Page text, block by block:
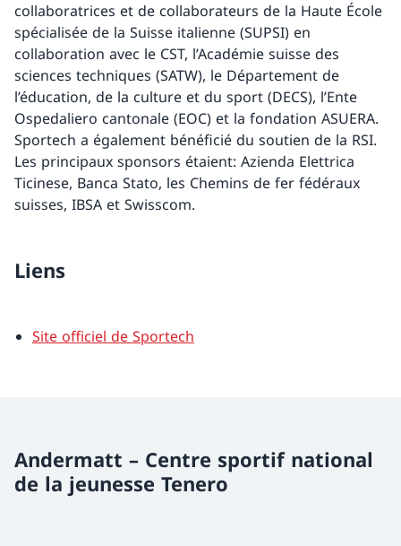
collaboratrices et de collaborateurs de la Haute École
spécialisée de la Suisse italienne (SUPSI) en
collaboration avec le CST, l’Académie suisse des
sciences techniques (SATW), le Département de
l’éducation, de la culture et du sport (DECS), l’Ente
Ospedaliero cantonale (EOC) et la fondation ASUERA.
Sportech a également bénéficié du soutien de la RSI.
Les principaux sponsors étaient: Azienda Elettrica
Ticinese, Banca Stato, les Chemins de fer fédéraux
suisses, IBSA et Swisscom.
Liens
Site officiel de Sportech
Andermatt – Centre sportif national
de la jeunesse Tenero